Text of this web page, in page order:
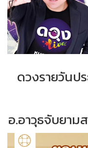
ดวงรายวันป
อ.อาวุธจับยา